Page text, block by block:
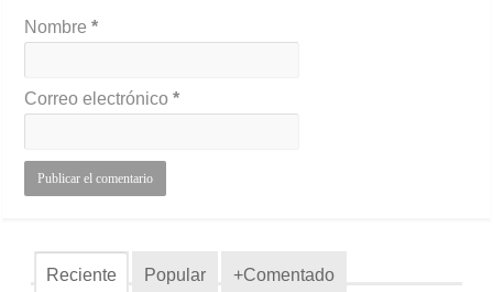
Nombre*
Correo electrónico*
Reciente Popular +Comentado